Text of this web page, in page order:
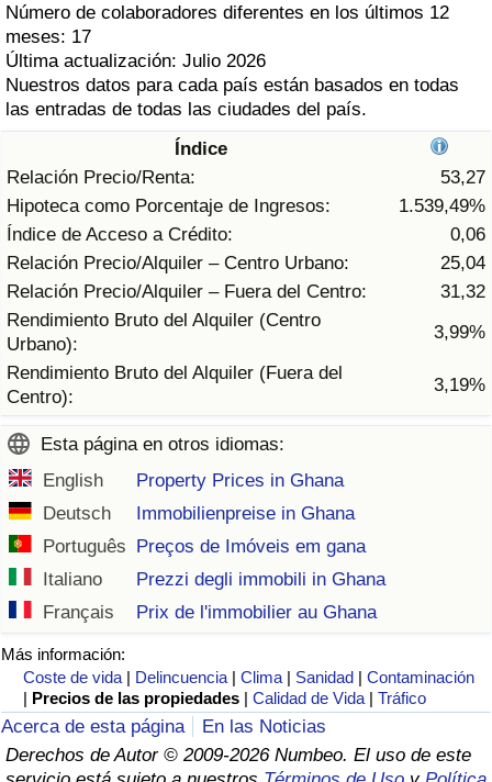
Número de colaboradores diferentes en los últimos 12
meses: 17
Última actualización: Julio 2026
Nuestros datos para cada país están basados en todas
las entradas de todas las ciudades del país.
Índice
Relación Precio/Renta:
53,27
Hipoteca como Porcentaje de Ingresos:
1.539,49%
Índice de Acceso a Crédito:
0,06
Relación Precio/Alquiler – Centro Urbano:
25,04
Relación Precio/Alquiler – Fuera del Centro:
31,32
Rendimiento Bruto del Alquiler (Centro
Urbano):
3,99%
Rendimiento Bruto del Alquiler (Fuera del
Centro):
3,19%
Esta página en otros idiomas:
English
Property Prices in Ghana
Deutsch
Immobilienpreise in Ghana
Português Preços de Imóveis em gana
Italiano
Prezzi degli immobili in Ghana
Français
Prix de l'immobilier au Ghana
Más información:
Coste de vida | Delincuencia |Clima | Sanidad |Contaminación
| Precios de las propiedades |Calidad de Vida |Tráfico
Acerca de esta página
En las Noticias
Derechos de Autor © 2009-2026 Numbeo. El uso de este
Índice de Sanidad por País
Contaminación
Índice de Contaminación (Actual)
Índice de contaminación
Índice de Contaminación por País
Tráfico
Índice de Tráfico
Índice de Tráfico (Actual)
Índice de Tráfico por País